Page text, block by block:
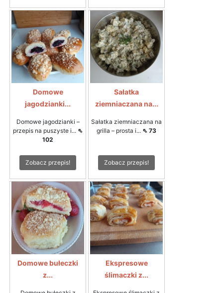
Domowe
jagodzianki...
Domowe jagodzianki –
przepis na puszyste i... ⇖
102
Zobacz przepis!
Sałatka
ziemniaczana na...
Sałatka ziemniaczana na
grilla – prosta i... ⇖ 73
Zobacz przepis!
Domowe bułeczki
z...
Ekspresowe
ślimaczki z...